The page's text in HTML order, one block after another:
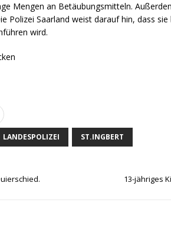
Mengen an Betäubungsmitteln.
Polizei Saarland weist darauf hin, dass
wird.
LANDESPOLIZEI ST.INGBERT
13-jähriges